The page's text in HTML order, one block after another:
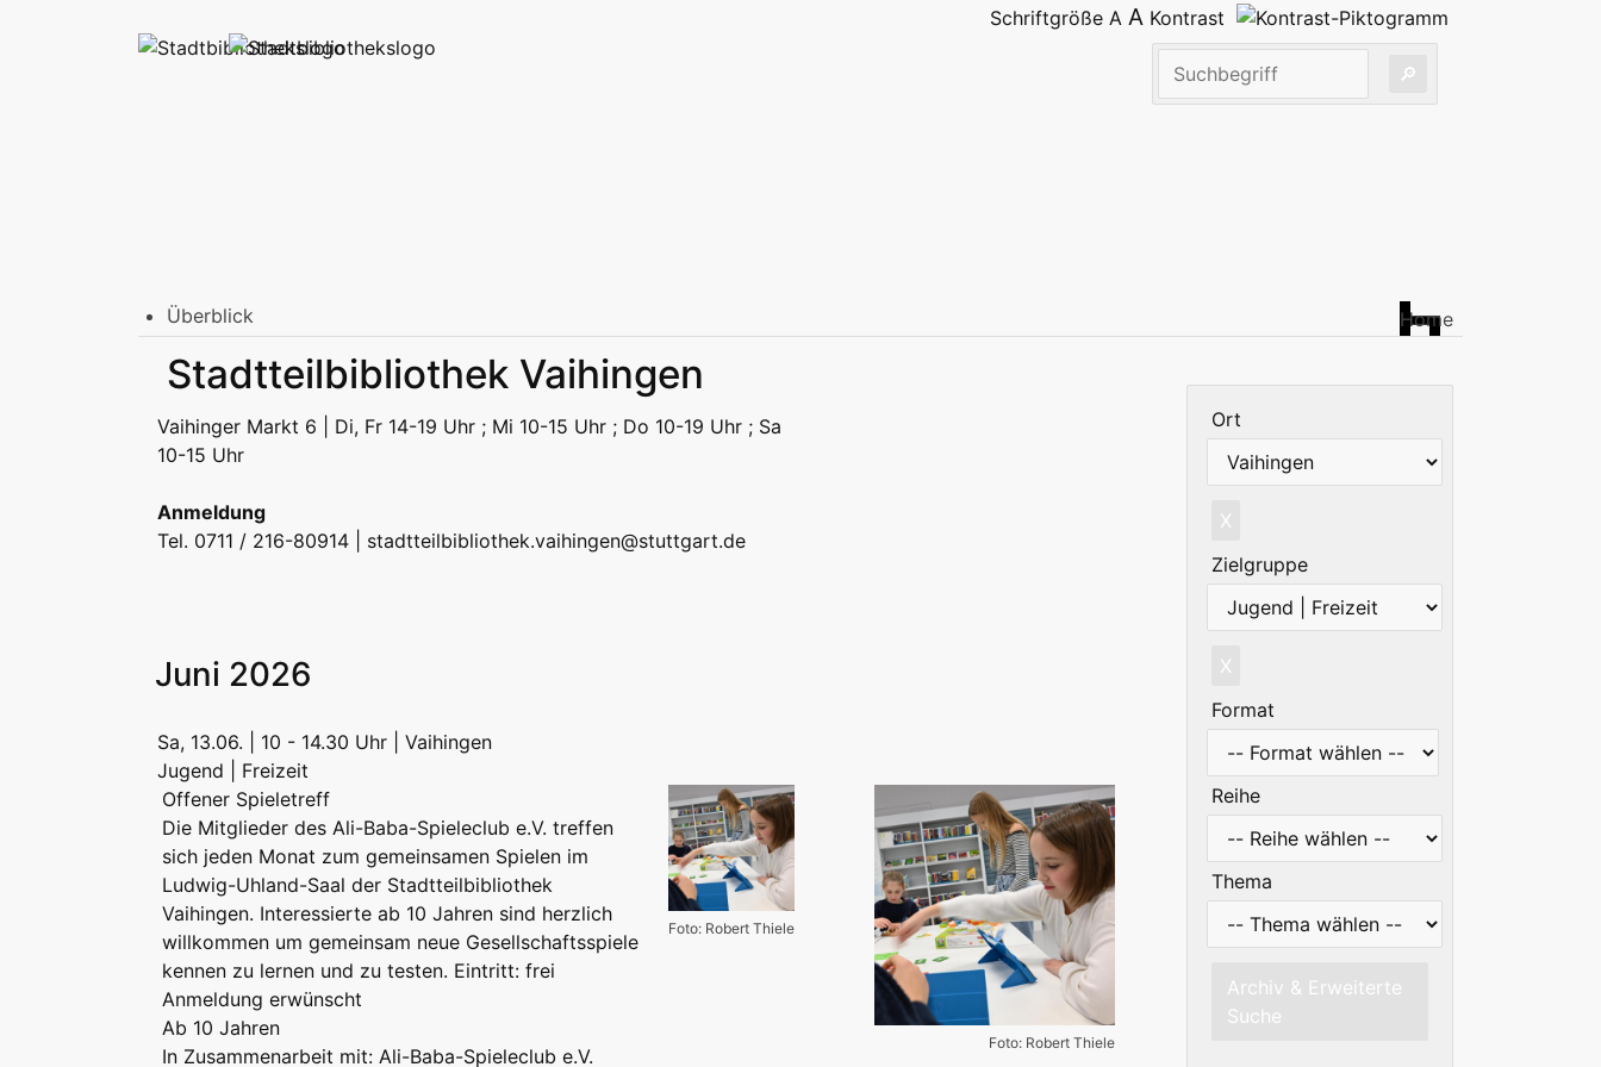
Schriftgröße A A Kontrast
Überblick
Stadtbibliothek am Mailänder Platz
Erwachsene Jugend | Freizeit Kinder | Freizeit Kitas | Schulen
Erwachsene Jugend | Freizeit Kinder | Freizeit Kitas | Schulen Alle
Podcast
Home
Ort
X
Zielgruppe
X
Format
Reihe
Thema
Archiv & Erweiterte
Suche
Stadtteilbibliothek Vaihingen
Vaihinger Markt 6 | Di, Fr 14-19 Uhr ; Mi 10-15 Uhr ; Do 10-19 Uhr ; Sa
10-15 Uhr
Anmeldung
Tel. 0711 / 216-80914 | stadtteilbibliothek.vaihingen@stuttgart.de
Juni 2026
Sa, 13.06. | 10 - 14.30 Uhr | Vaihingen
Jugend | Freizeit
Foto: Robert Thiele
Offener Spieletreff
Die Mitglieder des Ali-Baba-Spieleclub e.V. treffen
sich jeden Monat zum gemeinsamen Spielen im
Ludwig-Uhland-Saal der Stadtteilbibliothek
Vaihingen. Interessierte ab 10 Jahren sind herzlich
willkommen um gemeinsam neue Gesellschaftsspiele
kennen zu lernen und zu testen. Eintritt: frei
Anmeldung erwünscht
Ab 10 Jahren
In Zusammenarbeit mit: Ali-Baba-Spieleclub e.V.
Foto: Robert Thiele